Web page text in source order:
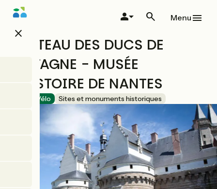
principal
close
Menu
CHÂTEAU DES DUCS DE
BRETAGNE - MUSÉE
D'HISTOIRE DE NANTES
Accueil Vélo Sites et monuments historiques